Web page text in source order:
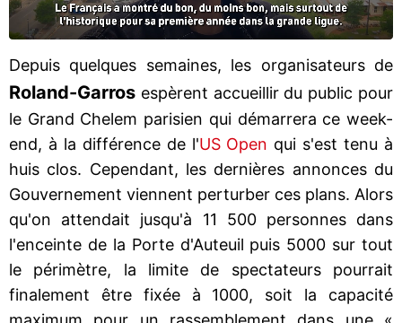
Depuis quelques semaines, les organisateurs de
Roland-Garros espèrent accueillir du public pour
le Grand Chelem parisien qui démarrera ce week-
end, à la différence de l'US Open qui s'est tenu à
huis clos. Cependant, les dernières annonces du
Gouvernement viennent perturber ces plans. Alors
qu'on attendait jusqu'à 11 500 personnes dans
l'enceinte de la Porte d'Auteuil puis 5000 sur tout
le périmètre, la limite de spectateurs pourrait
finalement être fixée à 1000, soit la capacité